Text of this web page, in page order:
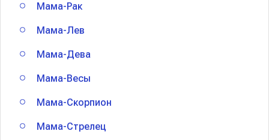
Мама-Рак
Мама-Лев
Мама-Дева
Мама-Весы
Мама-Скорпион
Мама-Стрелец